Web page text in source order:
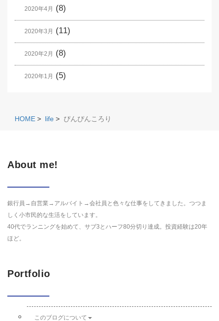
2020年4月 (8)
2020年3月 (11)
2020年2月 (8)
2020年1月 (5)
HOME > life > ぴんぴんころり
About me!
銀行員→自営業→アルバイト→会社員と色々な仕事をしてきました。つつま
しく小市民的な生活をしています。
40代でランニングを始めて、サブ3とハーフ80分切り達成。投資経験は20年
ほど。
Portfolio
このブログについて